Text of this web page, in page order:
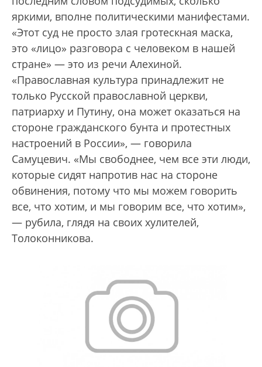
яркими, вполне политическими манифестами.
«Этот суд не просто злая гротескная маска,
это «лицо» разговора с человеком в нашей
стране» — это из речи Алехиной.
«Православная культура принадлежит не
только Русской православной церкви,
патриарху и Путину, она может оказаться на
стороне гражданского бунта и протестных
настроений в России», — говорила
Самуцевич. «Мы свободнее, чем все эти люди,
которые сидят напротив нас на стороне
обвинения, потому что мы можем говорить
все, что хотим, и мы говорим все, что хотим»,
— рубила, глядя на своих хулителей,
Толоконникова.